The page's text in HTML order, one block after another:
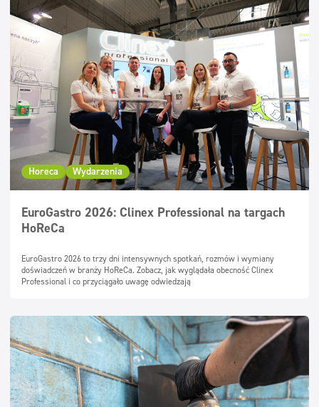
Horeca Wydarzenia
EuroGastro 2026: Clinex Professional na targach
HoReCa
EuroGastro 2026 to trzy dni intensywnych spotkań, rozmów i wymiany
doświadczeń w branży HoReCa. Zobacz, jak wyglądała obecność Clinex
Professional i co przyciągało uwagę odwiedzają